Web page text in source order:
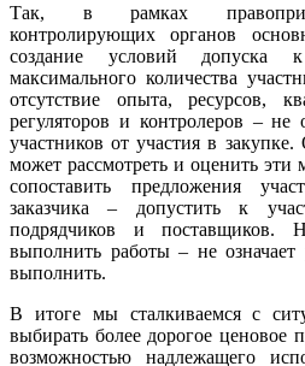
Так, в рамках
контролирующих органов
создание условий допуска
максимального количества
отсутствие опыта, ресурсов,
регуляторов и контролеров – не
участников от участия в
может рассмотреть и оценить
сопоставить предложения
заказчика – допустить к
подрядчиков и поставщиков.
выполнить работы – не
выполнить.
В итоге мы сталкиваемся с
выбирать более дорогое ценовое
возможностью надлежащего